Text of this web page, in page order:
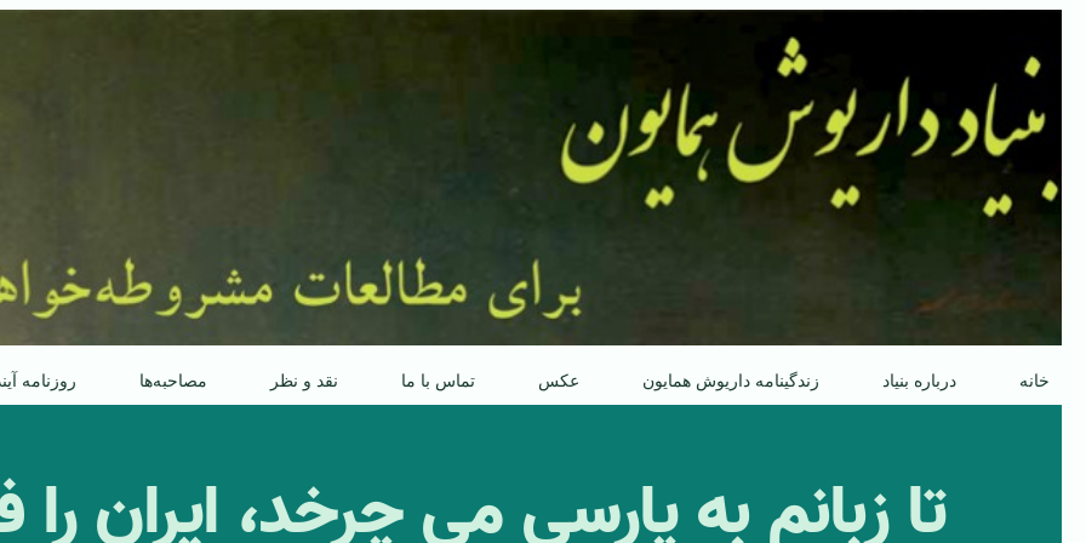
پرش
محتوا
خانه درباره بنیاد زندگینامه داریوش همایون عکس تماس با ما نقد و نظر مصاحبه‌ها روزنامه
تا زبانم به پارسی می چرخد، ایران